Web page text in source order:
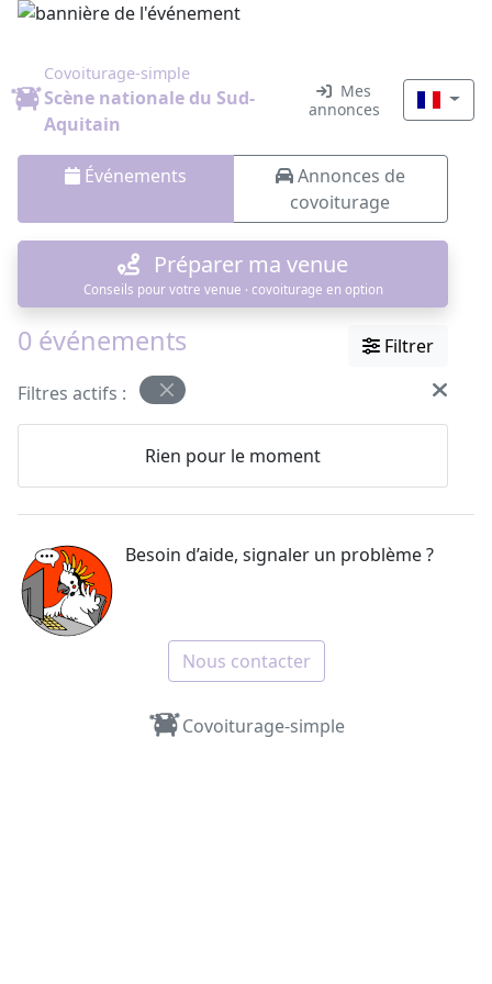
Covoiturage-simple
Scène nationale du Sud-
Aquitain
Mes
annonces
Événements
Annonces de
covoiturage
Préparer ma venue
Conseils pour votre venue · covoiturage en option
0 événements
Filtrer
Filtres actifs :
Rien pour le moment
Besoin d’aide, signaler un problème ?
Nous contacter
Covoiturage-simple